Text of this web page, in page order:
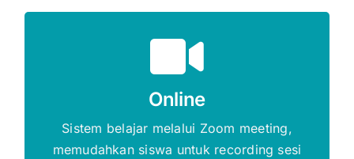
Online
Sistem belajar melalui Zoom meeting,
memudahkan siswa untuk recording sesi
DAFTAR SEKARANG